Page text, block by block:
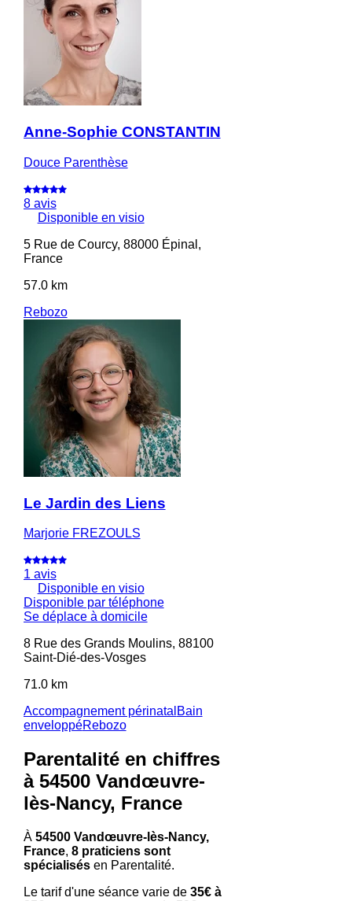
Anne-Sophie CONSTANTIN
Douce Parenthèse
8 avis
Disponible en visio
5 Rue de Courcy, 88000 Épinal,
France
57.0 km
Rebozo
Le Jardin des Liens
Marjorie FREZOULS
1 avis
Disponible en visio
Disponible par téléphone
Se déplace à domicile
8 Rue des Grands Moulins, 88100
Saint-Dié-des-Vosges
71.0 km
Accompagnement périnatal Bain
enveloppéRebozo
Parentalité en chiffres
à 54500 Vandœuvre-
lès-Nancy, France
À 54500 Vandœuvre-lès-Nancy,
France, 8 praticiens sont
spécialisésen Parentalité.
Le tarif d'une séance varie de 35€ à